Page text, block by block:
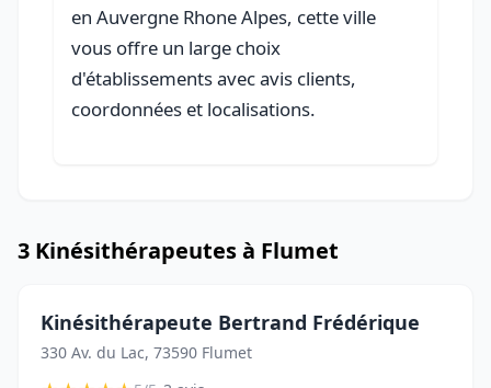
en Auvergne Rhone Alpes, cette ville
vous offre un large choix
d'établissements avec avis clients,
coordonnées et localisations.
3 Kinésithérapeutes à Flumet
Kinésithérapeute Bertrand Frédérique
330 Av. du Lac, 73590 Flumet